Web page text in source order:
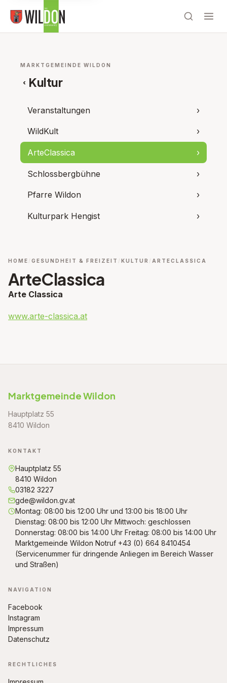
MARKTGEMEINDE WILDON
‹ Kultur
Veranstaltungen ›
WildKult ›
ArteClassica ›
Schlossbergbühne ›
Pfarre Wildon ›
Kulturpark Hengist ›
HOME GESUNDHEIT & FREIZEIT KULTUR ARTECLASSICA
ArteClassica
Arte Classica
www.arte-classica.at
Marktgemeinde Wildon
Hauptplatz 55
8410 Wildon
KONTAKT
Hauptplatz 55
8410 Wildon
03182 3227
gde@wildon.gv.at
Montag: 08:00 bis 12:00 Uhr und 13:00 bis 18:00 Uhr
Dienstag: 08:00 bis 12:00 Uhr Mittwoch: geschlossen
Donnerstag: 08:00 bis 14:00 Uhr Freitag: 08:00 bis 14:00 Uhr
Marktgemeinde Wildon Notruf +43 (0) 664 8410454
(Servicenummer für dringende Anliegen im Bereich Wasser
und Straßen)
NAVIGATION
Facebook
Instagram
Impressum
Datenschutz
RECHTLICHES